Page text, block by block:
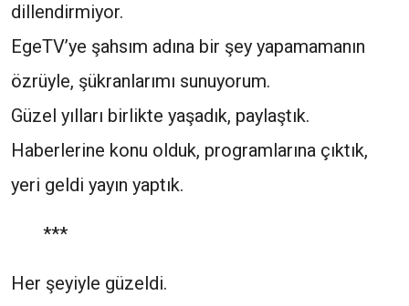
dillendirmiyor.
EgeTV’ye şahsım adına bir şey yapamamanın
özrüyle, şükranlarımı sunuyorum.
Güzel yılları birlikte yaşadık, paylaştık.
Haberlerine konu olduk, programlarına çıktık,
yeri geldi yayın yaptık.
***
Her şeyiyle güzeldi.